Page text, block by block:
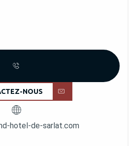
NOUS
hotel-de-sarlat.com